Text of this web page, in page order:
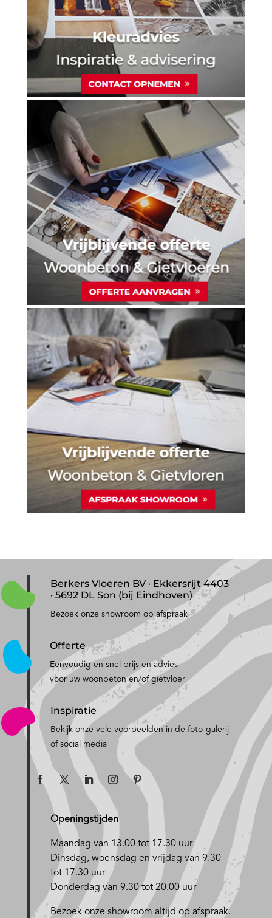
Berkers Vloeren BV · Ekkersrijt 4403
· 5692 DL Son (bij Eindhoven)
Bezoek onze showroom op afspraak
Offerte
Eenvoudig en snel prijs en advies
voor uw woonbeton en/of gietvloer
Inspiratie
Bekijk onze vele voorbeelden in de foto-galerij
of social media
Openingstijden
Maandag van 13.00 tot 17.30 uur
Dinsdag, woensdag en vrijdag van 9.30
tot 17.30 uur
Donderdag van 9.30 tot 20.00 uur
Bezoek onze showroom altijd op afspraak.